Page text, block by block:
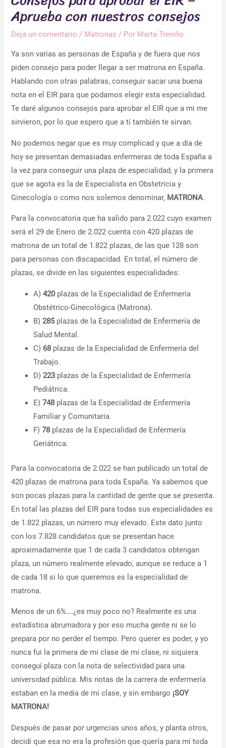
Aprueba con nuestros consejos
Deja un comentario / Matronas / Por Marta Treviño
Ya son varias as personas de España y de fuera que nos
piden consejo para poder llegar a ser matrona en España.
Hablando con otras palabras, conseguir sacar una buena
nota en el EIR para que podamos elegir esta especialidad.
Te daré algunos consejos para aprobar el EIR que a mi me
sirvieron, por lo que espero que a tí también te sirvan.
No podemos negar que es muy complicad y que a día de
hoy se presentan demasiadas enfermeras de toda España a
la vez para conseguir una plaza de especialidad, y la primera
que se agota es la de Especialista en Obstetricia y
Ginecología o como nos solemos denominar, MATRONA.
Para la convocatoria que ha salido para 2.022 cuyo examen
será el 29 de Enero de 2.022 cuenta con 420 plazas de
matrona de un total de 1.822 plazas, de las que 128 son
para personas con discapacidad. En total, el número de
plazas, se divide en las siguientes especialidades:
A)420plazas de la Especialidad de Enfermería
Obstétrico-Ginecológica (Matrona).
B)285plazas de la Especialidad de Enfermería de
Salud Mental.
C) 68plazas de la Especialidad de Enfermería del
Trabajo.
D)223 plazas de la Especialidad de Enfermería
Pediátrica.
E)748plazas de la Especialidad de Enfermería
Familiar y Comunitaria.
F)78plazas de la Especialidad de Enfermería
Geriátrica.
Para la convocatoria de 2.022 se han publicado un total de
420 plazas de matrona para toda España. Ya sabemos que
son pocas plazas para la cantidad de gente que se presenta.
En total las plazas del EIR para todas sus especialidades es
de 1.822 plazas, un número muy elevado. Este dato junto
con los 7.828 candidatos que se presentan hace
aproximadamente que 1 de cada 3 candidatos obtengan
plaza, un número realmente elevado, aunque se reduce a 1
de cada 18 si lo que queremos es la especialidad de
matrona.
Menos de un 6%….¿es muy poco no? Realmente es una
estadística abrumadora y por eso mucha gente ni se lo
prepara por no perder el tiempo. Pero querer es poder, y yo
nunca fui la primera de mi clase de mi clase, ni siquiera
conseguí plaza con la nota de selectividad para una
universidad pública. Mis notas de la carrera de enfermería
estaban en la media de mi clase, y sin embargo ¡SOY
MATRONA!
Después de pasar por urgencias unos años, y planta otros,
decidí que esa no era la profesión que quería para mí toda